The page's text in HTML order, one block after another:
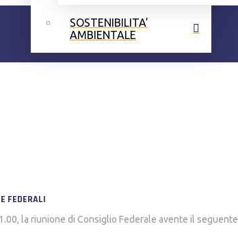
SOSTENIBILITA’
AMBIENTALE
FEDERALI
la riunione di Consiglio Federale avente il seguente